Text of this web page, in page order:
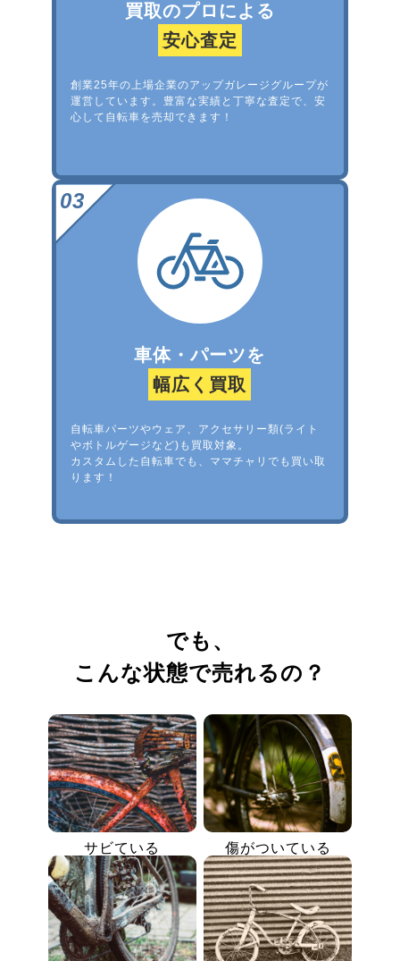
買取のプロによる
安心査定
創業25年の上場企業のアップガレージグループが
運営しています。豊富な実績と丁寧な査定で、安
心して自転車を売却できます！
車体・パーツを
幅広く買取
自転車パーツやウェア、アクセサリー類(ライト
やボトルゲージなど)も買取対象。
カスタムした自転車でも、ママチャリでも買い取
ります！
でも、
こんな状態で売れるの？
サビている 傷がついている